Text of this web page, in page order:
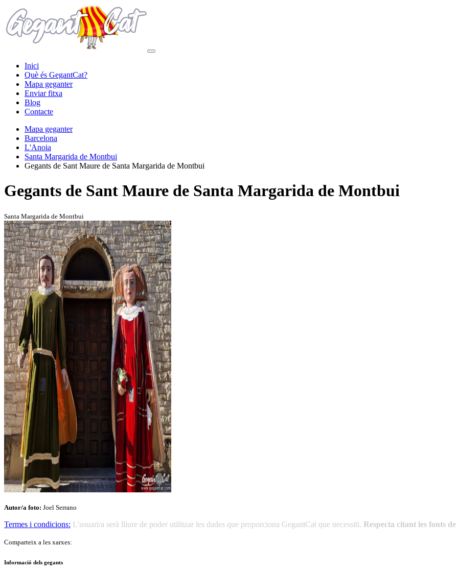
Inici
Què és GegantCat?
Mapa geganter
Enviar fitxa
Blog
Contacte
Mapa geganter
Barcelona
L'Anoia
Santa Margarida de Montbui
Gegants de Sant Maure de Santa Margarida de Montbui
Gegants de Sant Maure de Santa Margarida de Montbui
Santa Margarida de Montbui
Autor/a foto: Joel Serrano
Termes i condicions: L'usuari/a serà lliure de poder utilitzar les dades que proporciona GegantCat que necessiti. Respecta citant les fonts
Comparteix a les xarxes:
Informació dels gegants